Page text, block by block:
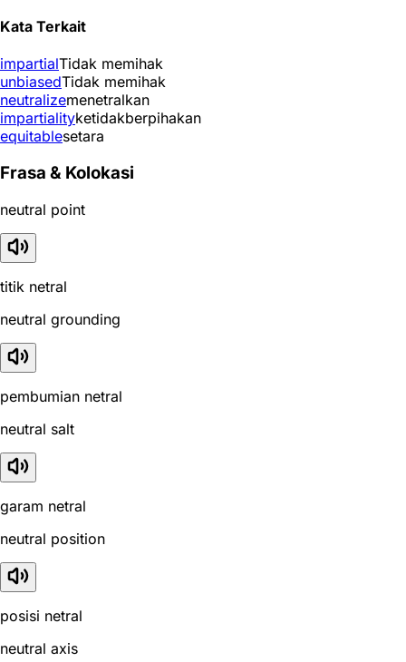
Kata Terkait
impartialTidak memihak
unbiasedTidak memihak
neutralizemenetralkan
impartialityketidakberpihakan
equitablesetara
Frasa & Kolokasi
neutral point
titik netral
neutral grounding
pembumian netral
neutral salt
garam netral
neutral position
posisi netral
neutral axis